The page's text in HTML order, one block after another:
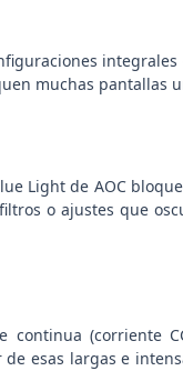
muchas pantallas
Light de AOC
o ajustes que
(corriente
esas largas e